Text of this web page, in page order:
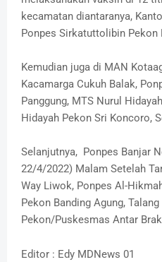
kecamatan diantaranya,
Ponpes Sirkatuttolibin Pekon
Kemudian juga di MAN
Kacamarga Cukuh Balak,
Panggung, MTS Nurul
Hidayah Pekon Sri Koncoro,
Selanjutnya, Ponpes Banjar
22/4/2022) Malam Setelah
Way Liwok, Ponpes Al-
Pekon Banding Agung,
Pekon/Puskesmas Antar
Editor : Edy MDNews 01